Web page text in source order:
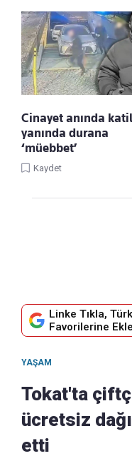
Cinayet anında
yanında durana
‘müebbet’
Kaydet
Linke Tıkla,
Favorilerine
YAŞAM
Tokat'ta
ücretsiz
etti